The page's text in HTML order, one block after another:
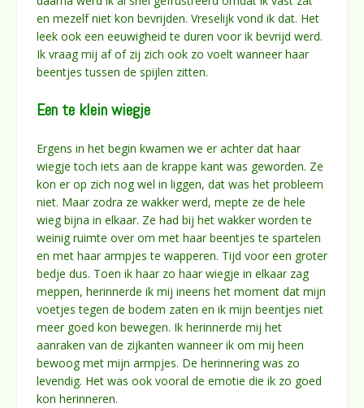
en mezelf niet kon bevrijden. Vreselijk vond ik dat. Het
leek ook een eeuwigheid te duren voor ik bevrijd werd.
Ik vraag mij af of zij zich ook zo voelt wanneer haar
beentjes tussen de spijlen zitten.
Een te klein wiegje
Ergens in het begin kwamen we er achter dat haar
wiegje toch iets aan de krappe kant was geworden. Ze
kon er op zich nog wel in liggen, dat was het probleem
niet. Maar zodra ze wakker werd, mepte ze de hele
wieg bijna in elkaar. Ze had bij het wakker worden te
weinig ruimte over om met haar beentjes te spartelen
en met haar armpjes te wapperen. Tijd voor een groter
bedje dus. Toen ik haar zo haar wiegje in elkaar zag
meppen, herinnerde ik mij ineens het moment dat mijn
voetjes tegen de bodem zaten en ik mijn beentjes niet
meer goed kon bewegen. Ik herinnerde mij het
aanraken van de zijkanten wanneer ik om mij heen
bewoog met mijn armpjes. De herinnering was zo
levendig. Het was ook vooral de emotie die ik zo goed
kon herinneren.